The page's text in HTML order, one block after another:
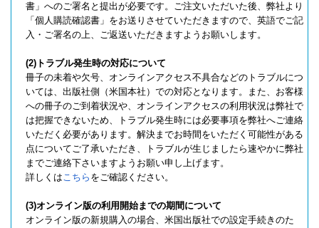
書」へのご署名と提出が必要です。ご注文いただいた後、弊社より
「個人購読確認書」をお送りさせていただきますので、英語でご記
入・ご署名の上、ご返送いただきますようお願いします。
(2)トラブル発生時の対応について
冊子の未着や欠号、オンラインアクセス不具合などのトラブルにつ
いては、出版社側（米国本社）での対応となります。また、お客様
への冊子のご到着状況や、オンラインアクセスの利用状況は弊社で
は把握できないため、トラブル発生時には必要事項を弊社へご連絡
いただく必要があります。解決までお時間をいただく可能性がある
点についてご了承いただき、トラブルが生じましたら速やかに弊社
までご連絡下さいますようお願い申し上げます。
詳しくはこちら をご確認ください。
(3)オンライン版の利用開始までの期間について
オンライン版の新規購入の場合、米国出版社での設定手続きのた